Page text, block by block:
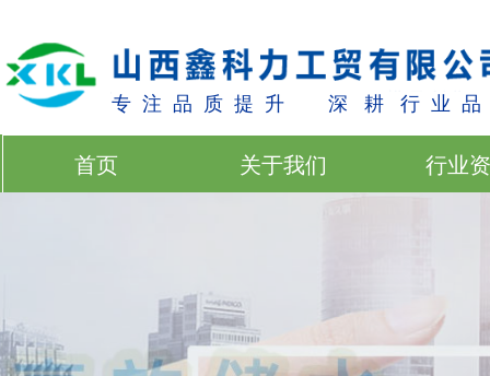
首页 关于我们 行业
专 注 品 质 提 升 深 耕 行 业 品